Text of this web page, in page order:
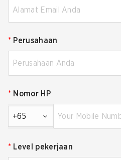
* Perusahaan
* Nomor HP
+65
* Level pekerjaan